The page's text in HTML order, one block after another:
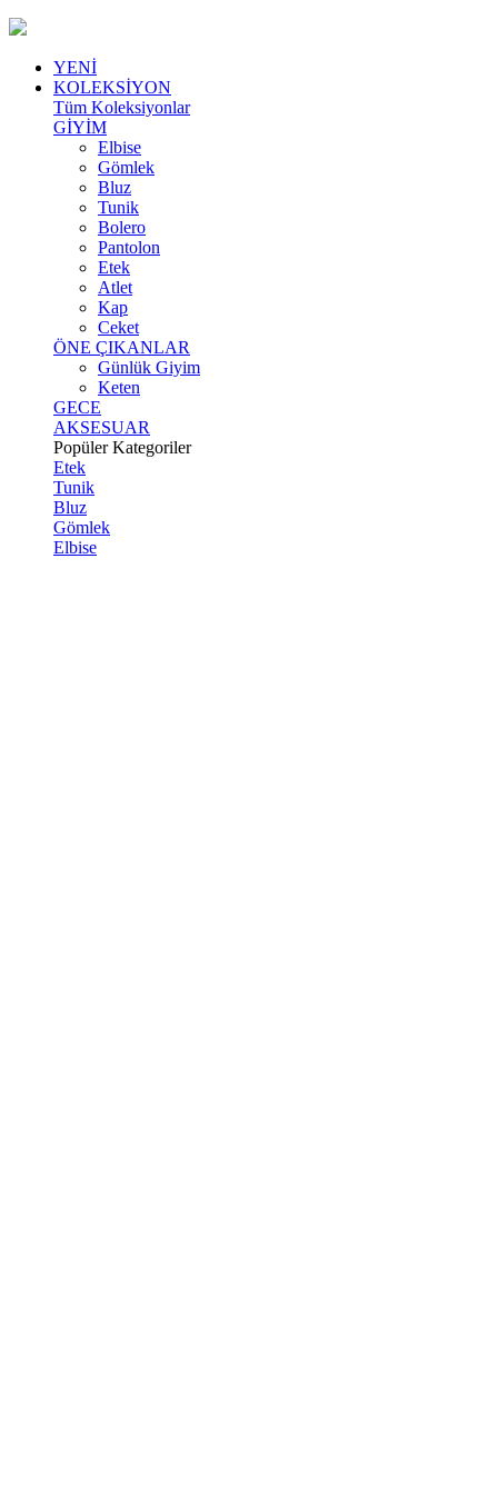
YENİ
KOLEKSİYON
Tüm Koleksiyonlar
GİYİM
Elbise
Gömlek
Bluz
Tunik
Bolero
Pantolon
Etek
Atlet
Kap
Ceket
ÖNE ÇIKANLAR
Günlük Giyim
Keten
GECE
AKSESUAR
Popüler Kategoriler
Etek
Tunik
Bluz
Gömlek
Elbise